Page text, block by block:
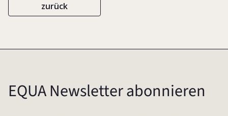
zurück
EQUA Newsletter abonnieren